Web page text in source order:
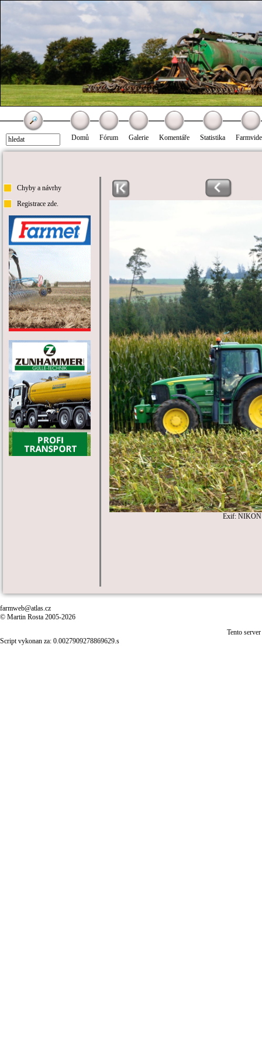
Domů Fórum Galerie Komentáře Statistika
Chyby a návrhy
Registrace zde.
Exif: NIKON
farmweb@atlas.cz
© Martin Rosta 2005-2026
Tento
Script vykonan za: 0.0027909278869629.s